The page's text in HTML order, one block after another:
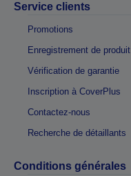
Service clients
Promotions
Enregistrement de produit
Vérification de garantie
Inscription à CoverPlus
Contactez-nous
Recherche de détaillants
Conditions générales